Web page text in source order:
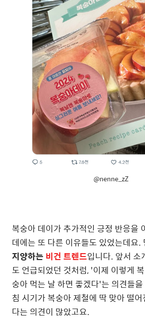
@nenne_zZ
복숭아 데이가 추가적인 긍정 반응을
데에는 또 다른 이유들도 있었는데요.
지양하는 비건 트렌드입니다. 앞서 소
도 언급되었던 것처럼, '이제 이렇게
숭아 먹는 날 하면 좋겠다'는 의견들
침 시기가 복숭아 제철에 딱 맞아 떨
다는 의견이 많았고요.